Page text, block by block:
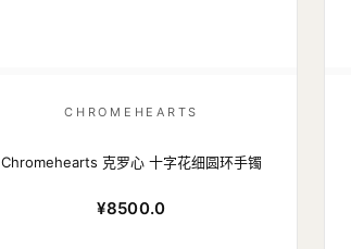
CHROMEHEARTS
Chromehearts 克罗心 十字花细圆环手镯
¥8500.0